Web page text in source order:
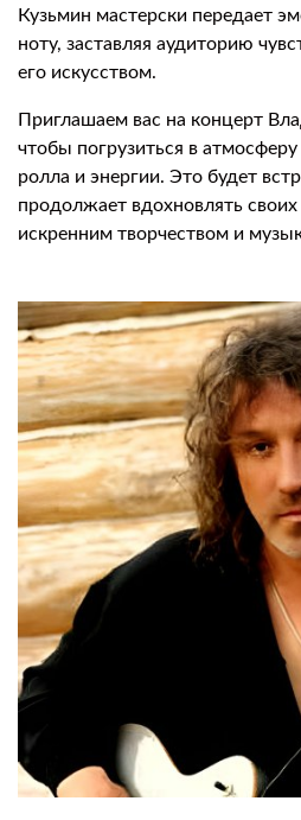
Кузьмин мастерски передает
ноту, заставляя аудиторию
его искусством.
Приглашаем вас на концерт
чтобы погрузиться в
ролла и энергии. Это будет
продолжает вдохновлять
искренним творчеством и